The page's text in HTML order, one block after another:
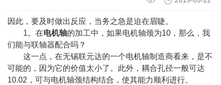
因此，要及时做出反应，当务之急是迫在眉睫。
1。在电机轴的加工中，如果电机轴颈为10，那么，我
们能与联轴器配合吗？
这一点，在无锡联元达的一个电机轴制造商看来，是不
可能的，因为它的价值太小了。此外，耦合孔径一般可达
10.02，可与电机轴颈结构结合，使其能力顺利进行。